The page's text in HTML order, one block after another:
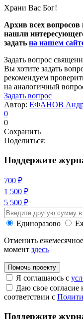
Храни Вас Бог!
Архив всех
нашли
задать на нашем
Задать вопрос
Вы хотите задать
рекомендуем
на аналогичный
Задать вопрос
Автор: ЕФАНОВ
0
0
Сохранить
Поделиться:
Поддержите
700 ₽
1 500 ₽
5 500 ₽
Единоразово
Отменить
момент здесь
Помочь проекту
Я соглашаюсь с
Даю свое согласие
соответствии с
Поддержите